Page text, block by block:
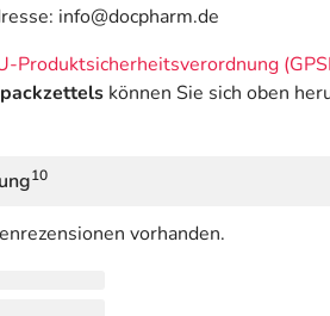
info@docpharm.de
Produktsicherheitsverordnung
können Sie sich oben
10
vorhanden.